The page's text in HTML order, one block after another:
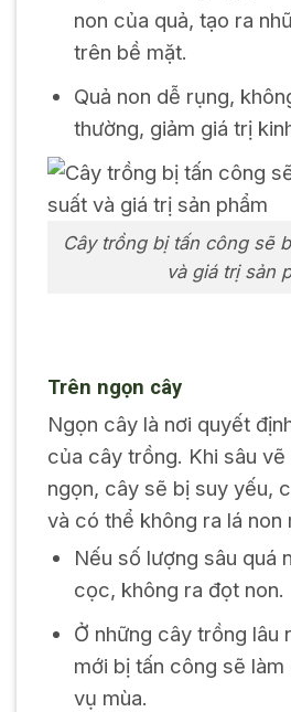
non của quả, tạo ra
trên bề mặt.
Quả non dễ rụng,
thường, giảm giá trị
Cây trồng bị tấn công sẽ
và giá trị sản
Trên ngọn cây
Ngọn cây là nơi quyết
của cây trồng. Khi sâu vẽ
ngọn, cây sẽ bị suy yếu,
và có thể không ra lá non
Nếu số lượng sâu quá
cọc, không ra đọt non.
Ở những cây trồng lâu
mới bị tấn công sẽ làm
vụ mùa.